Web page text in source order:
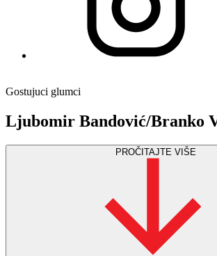
Gostujuci glumci
Ljubomir Bandović/Branko
PROČITAJTE VIŠE